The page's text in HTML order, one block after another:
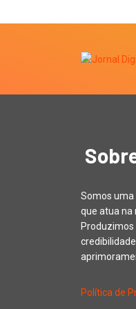
Somos
que atua na
Política de